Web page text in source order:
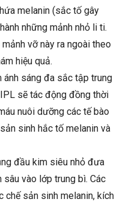
melanin (sắc tố gây
những mảnh nhỏ li ti.
vỡ này ra ngoài theo
hiệu quả.
ánh sáng đa sắc tập trung
sẽ tác động đồng thời
nuôi dưỡng các tế bào
sinh hắc tố melanin và
đầu kim siêu nhỏ đưa
vào lớp trung bì. Các
chế sản sinh melanin, kích